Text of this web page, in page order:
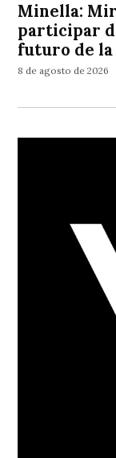
Minella:
participar
futuro de la
8 de agosto de 2026